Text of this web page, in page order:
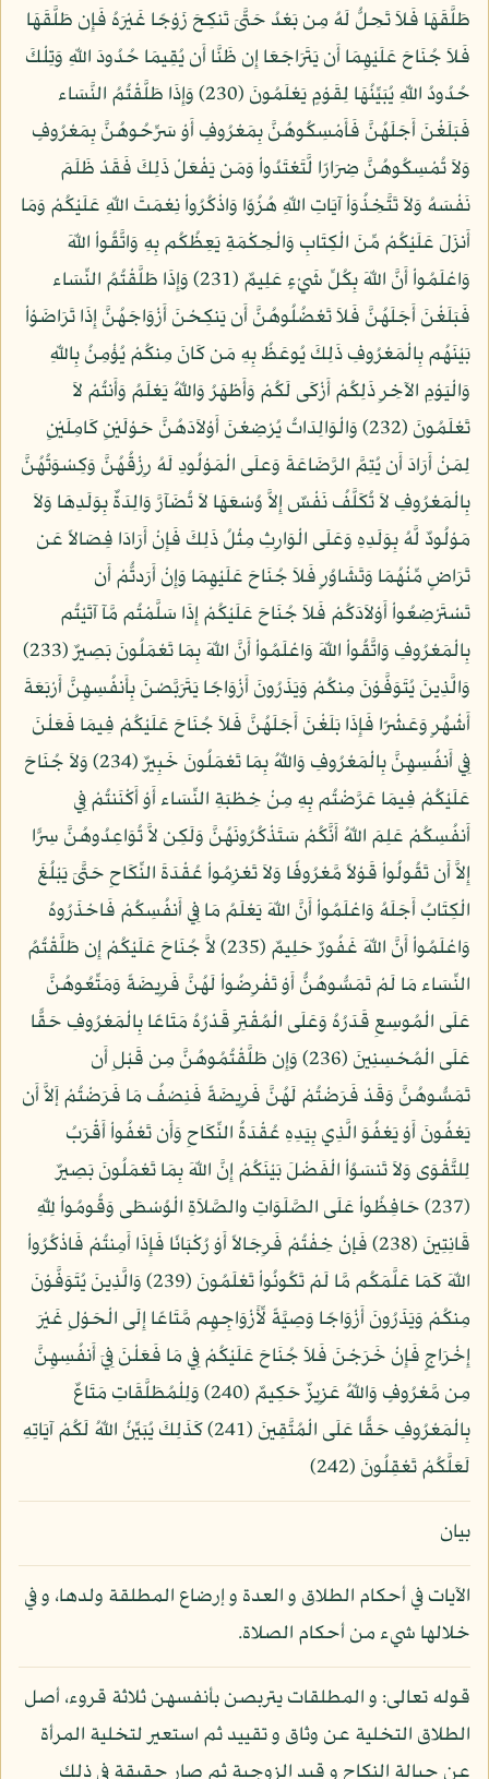
طَلَّقَهَا فَلاَ تَحِلُّ لَهُ مِن بَعْدُ حَتَّىَ تَنكِحَ زَوْجًا غَيْرَهُ فَإِن طَلَّقَهَا
فَلاَ جُنَاحَ عَلَيْهِمَا أَن يَتَرَاجَعَا إِن ظَنَّا أَن يُقِيمَا حُدُودَ اللّهِ وَتِلْكَ
حُدُودُ اللّهِ يُبَيِّنُهَا لِقَوْمٍ يَعْلَمُونَ (230) وَإِذَا طَلَّقْتُمُ النَّسَاء
فَبَلَغْنَ أَجَلَهُنَّ فَأَمْسِكُوهُنَّ بِمَعْرُوفٍ أَوْ سَرِّحُوهُنَّ بِمَعْرُوفٍ
وَلاَ تُمْسِكُوهُنَّ ضِرَارًا لَّتَعْتَدُواْ وَمَن يَفْعَلْ ذَلِكَ فَقَدْ ظَلَمَ
نَفْسَهُ وَلاَ تَتَّخِذُوَاْ آيَاتِ اللّهِ هُزُوًا وَاذْكُرُواْ نِعْمَتَ اللّهِ عَلَيْكُمْ وَمَا
أَنزَلَ عَلَيْكُمْ مِّنَ الْكِتَابِ وَالْحِكْمَةِ يَعِظُكُم بِهِ وَاتَّقُواْ اللّهَ
وَاعْلَمُواْ أَنَّ اللّهَ بِكُلِّ شَيْءٍ عَلِيمٌ (231) وَإِذَا طَلَّقْتُمُ النِّسَاء
فَبَلَغْنَ أَجَلَهُنَّ فَلاَ تَعْضُلُوهُنَّ أَن يَنكِحْنَ أَزْوَاجَهُنَّ إِذَا تَرَاضَوْاْ
بَيْنَهُم بِالْمَعْرُوفِ ذَلِكَ يُوعَظُ بِهِ مَن كَانَ مِنكُمْ يُؤْمِنُ بِاللّهِ
وَالْيَوْمِ الآخِرِ ذَلِكُمْ أَزْكَى لَكُمْ وَأَطْهَرُ وَاللّهُ يَعْلَمُ وَأَنتُمْ لاَ
تَعْلَمُونَ (232) وَالْوَالِدَاتُ يُرْضِعْنَ أَوْلاَدَهُنَّ حَوْلَيْنِ كَامِلَيْنِ
لِمَنْ أَرَادَ أَن يُتِمَّ الرَّضَاعَةَ وَعلَى الْمَوْلُودِ لَهُ رِزْقُهُنَّ وَكِسْوَتُهُنَّ
بِالْمَعْرُوفِ لاَ تُكَلَّفُ نَفْسٌ إِلاَّ وُسْعَهَا لاَ تُضَآرَّ وَالِدَةٌ بِوَلَدِهَا وَلاَ
مَوْلُودٌ لَّهُ بِوَلَدِهِ وَعَلَى الْوَارِثِ مِثْلُ ذَلِكَ فَإِنْ أَرَادَا فِصَالاً عَن
تَرَاضٍ مِّنْهُمَا وَتَشَاوُرٍ فَلاَ جُنَاحَ عَلَيْهِمَا وَإِنْ أَرَدتُّمْ أَن
تَسْتَرْضِعُواْ أَوْلاَدَكُمْ فَلاَ جُنَاحَ عَلَيْكُمْ إِذَا سَلَّمْتُم مَّآ آتَيْتُم
بِالْمَعْرُوفِ وَاتَّقُواْ اللّهَ وَاعْلَمُواْ أَنَّ اللّهَ بِمَا تَعْمَلُونَ بَصِيرٌ (233)
وَالَّذِينَ يُتَوَفَّوْنَ مِنكُمْ وَيَذَرُونَ أَزْوَاجًا يَتَرَبَّصْنَ بِأَنفُسِهِنَّ أَرْبَعَةَ
أَشْهُرٍ وَعَشْرًا فَإِذَا بَلَغْنَ أَجَلَهُنَّ فَلاَ جُنَاحَ عَلَيْكُمْ فِيمَا فَعَلْنَ
فِي أَنفُسِهِنَّ بِالْمَعْرُوفِ وَاللّهُ بِمَا تَعْمَلُونَ خَبِيرٌ (234) وَلاَ جُنَاحَ
عَلَيْكُمْ فِيمَا عَرَّضْتُم بِهِ مِنْ خِطْبَةِ النِّسَاء أَوْ أَكْنَنتُمْ فِي
أَنفُسِكُمْ عَلِمَ اللّهُ أَنَّكُمْ سَتَذْكُرُونَهُنَّ وَلَكِن لاَّ تُوَاعِدُوهُنَّ سِرًّا
إِلاَّ أَن تَقُولُواْ قَوْلاً مَّعْرُوفًا وَلاَ تَعْزِمُواْ عُقْدَةَ النِّكَاحِ حَتَّىَ يَبْلُغَ
الْكِتَابُ أَجَلَهُ وَاعْلَمُواْ أَنَّ اللّهَ يَعْلَمُ مَا فِي أَنفُسِكُمْ فَاحْذَرُوهُ
وَاعْلَمُواْ أَنَّ اللّهَ غَفُورٌ حَلِيمٌ (235) لاَّ جُنَاحَ عَلَيْكُمْ إِن طَلَّقْتُمُ
النِّسَاء مَا لَمْ تَمَسُّوهُنُّ أَوْ تَفْرِضُواْ لَهُنَّ فَرِيضَةً وَمَتِّعُوهُنَّ
عَلَى الْمُوسِعِ قَدَرُهُ وَعَلَى الْمُقْتِرِ قَدْرُهُ مَتَاعًا بِالْمَعْرُوفِ حَقًّا
عَلَى الْمُحْسِنِينَ (236) وَإِن طَلَّقْتُمُوهُنَّ مِن قَبْلِ أَن
تَمَسُّوهُنَّ وَقَدْ فَرَضْتُمْ لَهُنَّ فَرِيضَةً فَنِصْفُ مَا فَرَضْتُمْ إَلاَّ أَن
يَعْفُونَ أَوْ يَعْفُوَ الَّذِي بِيَدِهِ عُقْدَةُ النِّكَاحِ وَأَن تَعْفُواْ أَقْرَبُ
لِلتَّقْوَى وَلاَ تَنسَوُاْ الْفَضْلَ بَيْنَكُمْ إِنَّ اللّهَ بِمَا تَعْمَلُونَ بَصِيرٌ
(237) حَافِظُواْ عَلَى الصَّلَوَاتِ والصَّلاَةِ الْوُسْطَى وَقُومُواْ لِلّهِ
قَانِتِينَ (238) فَإنْ خِفْتُمْ فَرِجَالاً أَوْ رُكْبَانًا فَإِذَا أَمِنتُمْ فَاذْكُرُواْ
اللّهَ كَمَا عَلَّمَكُم مَّا لَمْ تَكُونُواْ تَعْلَمُونَ (239) وَالَّذِينَ يُتَوَفَّوْنَ
مِنكُمْ وَيَذَرُونَ أَزْوَاجًا وَصِيَّةً لِّأَزْوَاجِهِم مَّتَاعًا إِلَى الْحَوْلِ غَيْرَ
إِخْرَاجٍ فَإِنْ خَرَجْنَ فَلاَ جُنَاحَ عَلَيْكُمْ فِي مَا فَعَلْنَ فِيَ أَنفُسِهِنَّ
مِن مَّعْرُوفٍ وَاللّهُ عَزِيزٌ حَكِيمٌ (240) وَلِلْمُطَلَّقَاتِ مَتَاعٌ
بِالْمَعْرُوفِ حَقًّا عَلَى الْمُتَّقِينَ (241) كَذَلِكَ يُبَيِّنُ اللّهُ لَكُمْ آيَاتِهِ
لَعَلَّكُمْ تَعْقِلُونَ (242)
بيان
الآيات في أحكام الطلاق و العدة و إرضاع المطلقة ولدها، و في
خلالها شيء من أحكام الصلاة.
قوله تعالى: و المطلقات يتربصن بأنفسهن ثلاثة قروء، أصل
الطلاق التخلية عن وثاق و تقييد ثم استعير لتخلية المرأة
عن حبالة النكاح و قيد الزوجية ثم صار حقيقة في ذلك